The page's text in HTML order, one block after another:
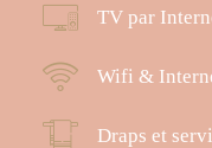
TV par
Wifi &
Draps et